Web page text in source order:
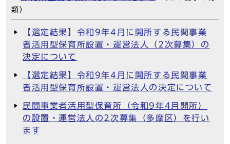
類）
【選定結果】令和9年4月に開所する民間事業
者活用型保育所設置・運営法人（2次募集）の
決定について
【選定結果】令和9年4月に開所する民間事業
者活用型保育所設置・運営法人の決定について
民間事業者活用型保育所（令和9年4月開所）
の設置・運営法人の2次募集（多摩区）を行い
ます